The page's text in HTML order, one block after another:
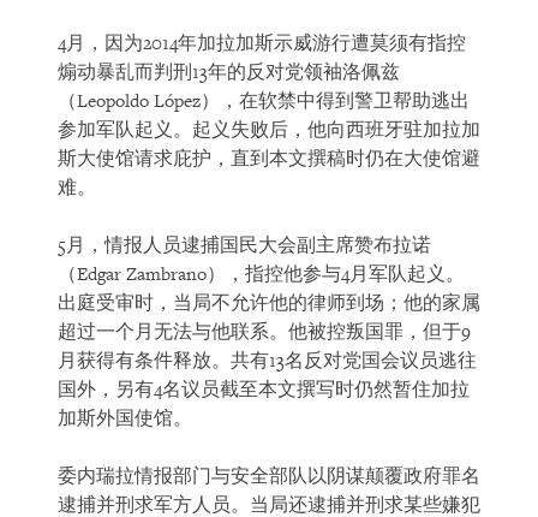
4月，因为2014年加拉加斯示威游行遭莫须有指控
煽动暴乱而判刑13年的反对党领袖洛佩兹
（Leopoldo López），在软禁中得到警卫帮助逃出
参加军队起义。起义失败后，他向西班牙驻加拉加
斯大使馆请求庇护，直到本文撰稿时仍在大使馆避
难。
5月，情报人员逮捕国民大会副主席赞布拉诺
（Edgar Zambrano），指控他参与4月军队起义。
出庭受审时，当局不允许他的律师到场；他的家属
超过一个月无法与他联系。他被控叛国罪，但于9
月获得有条件释放。共有13名反对党国会议员逃往
国外，另有4名议员截至本文撰写时仍然暂住加拉
加斯外国使馆。
委内瑞拉情报部门与安全部队以阴谋颠覆政府罪名
逮捕并刑求军方人员。当局还逮捕并刑求某些嫌犯